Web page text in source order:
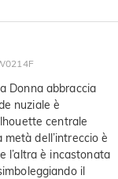
Donna abbraccia
nuziale è
centrale
dell’intreccio è
l’altra è incastonata
il